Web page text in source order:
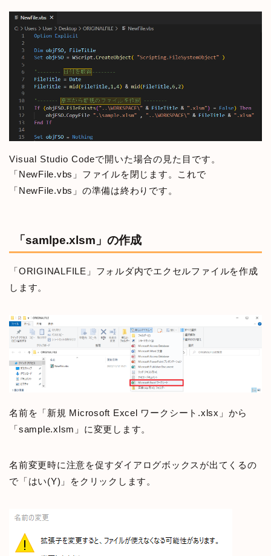
Visual Studio Codeで開いた場合の見た目です。
「NewFile.vbs」ファイルを閉じます。これで
「NewFile.vbs」の準備は終わりです。
「samlpe.xlsm」の作成
「ORIGINALFILE」フォルダ内でエクセルファイルを作成
します。
名前を「新規 Microsoft Excel ワークシート.xlsx」から
「sample.xlsm」に変更します。
名前変更時に注意を促すダイアログボックスが出てくるの
で「はい(Y)」をクリックします。